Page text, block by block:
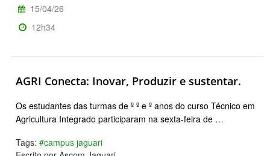
15/04/26
12h34
AGRI Conecta: Inovar, Produzir e sustentar.
Os estudantes das turmas de º º e º anos do curso Técnico em
Agricultura Integrado participaram na sexta-feira de …
Tags: #campus jaguari